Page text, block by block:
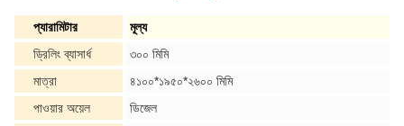
প্যারামিটার
মূল্য
ড্রিলিং ব্যাসার্ধ
৩০০ মিমি
মাত্রা
৪১০০*১৯৫০*২৬০০ মিমি
পাওয়ার অয়েল
ডিজেল